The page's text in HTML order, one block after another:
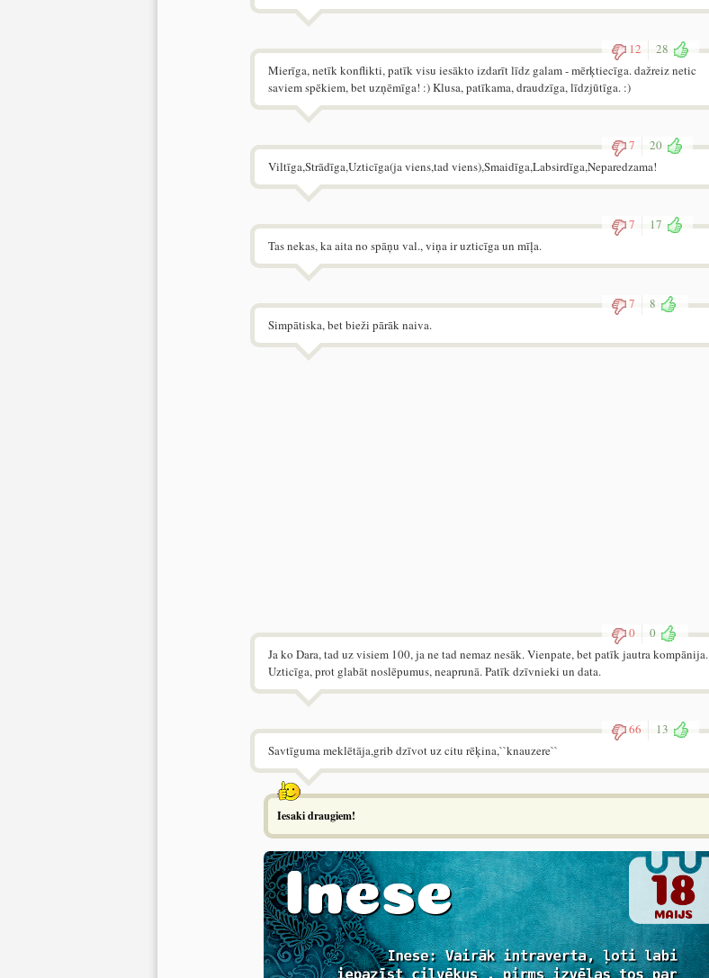
12
28
Mierīga, netīk konflikti, patīk visu iesākto izdarīt līdz galam - mērķtiecīga. dažreiz netic
saviem spēkiem, bet uzņēmīga! :) Klusa, patīkama, draudzīga, līdzjūtīga. :)
7
20
Viltīga,Strādīga,Uzticīga(ja viens,tad viens),Smaidīga,Labsirdīga,Neparedzama!
7
17
Tas nekas, ka aita no spāņu val., viņa ir uzticīga un mīļa.
7
8
Simpātiska, bet bieži pārāk naiva.
0
0
Ja ko Dara, tad uz visiem 100, ja ne tad nemaz nesāk. Vienpate, bet patīk jautra kompānija.
Uzticīga, prot glabāt noslēpumus, neaprunā. Patīk dzīvnieki un data.
66
13
Savtīguma meklētāja,grib dzīvot uz citu rēķina,``knauzere``
Iesaki draugiem!